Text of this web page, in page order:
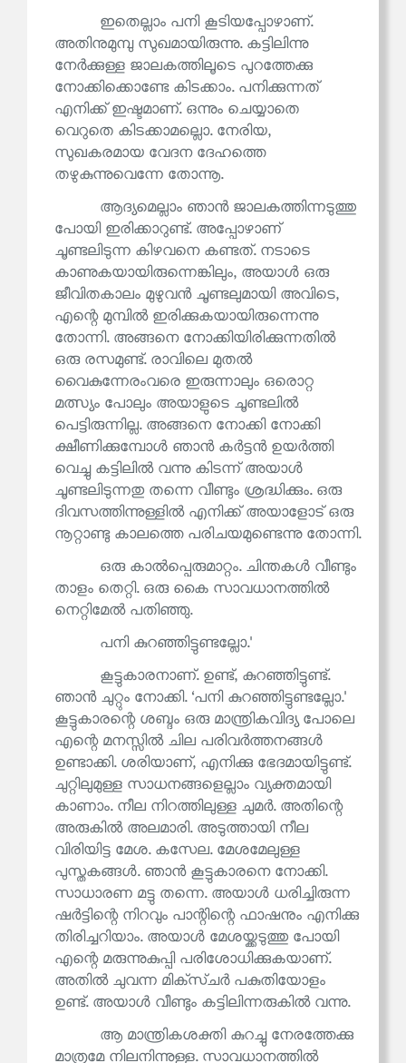
ഇതെല്ലാം പനി കൂടിയപ്പോഴാണ്.
അതിനുമുമ്പു സുഖമായിരുന്നു. കട്ടിലിന്നു
നേർക്കുള്ള ജാലകത്തിലൂടെ പുറത്തേക്കു
നോക്കിക്കൊണ്ടേ കിടക്കാം. പനിക്കുന്നത്
എനിക്ക് ഇഷ്ടമാണ്. ഒന്നും ചെയ്യാതെ
വെറുതെ കിടക്കാമല്ലൊ. നേരിയ,
സുഖകരമായ വേദന ദേഹത്തെ
തഴുകുന്നുവെന്നേ തോന്നൂ.
ആദ്യമെല്ലാം ഞാൻ ജാലകത്തിന്നടുത്തു
പോയി ഇരിക്കാറുണ്ട്. അപ്പോഴാണ്
ചൂണ്ടലിടുന്ന കിഴവനെ കണ്ടത്. നടാടെ
കാണുകയായിരുന്നെങ്കിലും, അയാൾ ഒരു
ജീവിതകാലം മുഴുവൻ ചൂണ്ടലുമായി അവിടെ,
എന്റെ മുമ്പിൽ ഇരിക്കുകയായിരുന്നെന്നു
തോന്നി. അങ്ങനെ നോക്കിയിരിക്കുന്നതിൽ
ഒരു രസമുണ്ട്. രാവിലെ മുതൽ
വൈകുന്നേരംവരെ ഇരുന്നാലും ഒരൊറ്റ
മത്സ്യം പോലും അയാളുടെ ചൂണ്ടലിൽ
പെട്ടിരുന്നില്ല. അങ്ങനെ നോക്കി നോക്കി
ക്ഷീണിക്കുമ്പോൾ ഞാൻ കർട്ടൻ ഉയർത്തി
വെച്ചു കട്ടിലിൽ വന്നു കിടന്ന് അയാൾ
ചൂണ്ടലിടുന്നതു തന്നെ വീണ്ടും ശ്രദ്ധിക്കും. ഒരു
ദിവസത്തിന്നുള്ളിൽ എനിക്ക് അയാളോട് ഒരു
നൂറ്റാണ്ടു കാലത്തെ പരിചയമുണ്ടെന്നു തോന്നി.
ഒരു കാൽപ്പെരുമാറ്റം. ചിന്തകൾ വീണ്ടും
താളം തെറ്റി. ഒരു കൈ സാവധാനത്തിൽ
നെറ്റിമേൽ പതിഞ്ഞു.
പനി കുറഞ്ഞിട്ടുണ്ടല്ലോ.'
കൂട്ടുകാരനാണ്. ഉണ്ട്, കുറഞ്ഞിട്ടുണ്ട്.
ഞാൻ ചുറ്റും നോക്കി. ‘പനി കുറഞ്ഞിട്ടുണ്ടല്ലോ.'
കൂട്ടുകാരന്റെ ശബ്ദം ഒരു മാന്ത്രികവിദ്യ പോലെ
എന്റെ മനസ്സിൽ ചില പരിവർത്തനങ്ങൾ
ഉണ്ടാക്കി. ശരിയാണ്, എനിക്കു ഭേദമായിട്ടുണ്ട്.
ചുറ്റിലുമുള്ള സാധനങ്ങളെല്ലാം വ്യക്തമായി
കാണാം. നീല നിറത്തിലുള്ള ചുമർ. അതിന്റെ
അരുകിൽ അലമാരി. അടുത്തായി നീല
വിരിയിട്ട മേശ. കസേല. മേശമേലുള്ള
പുസ്തകങ്ങൾ. ഞാൻ കൂട്ടുകാരനെ നോക്കി.
സാധാരണ മട്ടു തന്നെ. അയാൾ ധരിച്ചിരുന്ന
ഷർട്ടിന്റെ നിറവും പാന്റിന്റെ ഫാഷനും എനിക്കു
തിരിച്ചറിയാം. അയാൾ മേശയ്ക്കടുത്തു പോയി
എന്റെ മരുന്നുകുപ്പി പരിശോധിക്കുകയാണ്.
അതിൽ ചുവന്ന മിക്‌സ്ചർ പകുതിയോളം
ഉണ്ട്. അയാൾ വീണ്ടും കട്ടിലിന്നരുകിൽ വന്നു.
ആ മാന്ത്രികശക്തി കുറച്ചു നേരത്തേക്കു
മാത്രമേ നിലനിന്നുള്ളൂ. സാവധാനത്തിൽ